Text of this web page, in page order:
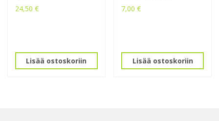
24,50 €
Lisää ostoskoriin
7,00€
Lisää ostoskoriin